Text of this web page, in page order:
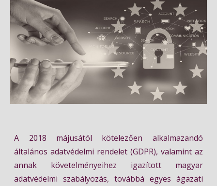
A 2018 májusától kötelezően alkalmazandó
általános adatvédelmi rendelet (GDPR), valamint az
annak követelményeihez igazított magyar
adatvédelmi szabályozás, továbbá egyes ágazati